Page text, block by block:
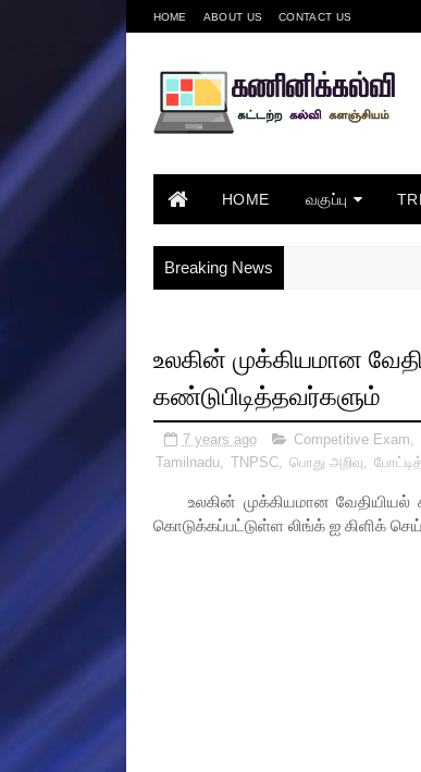
HOME ABOUT US CONTACT US
HOME வகுப்பு
Breaking News
உலகின் முக்கியமான
கண்டுபிடித்தவர்களும்
7 years ago Competitive Exam,
Tamilnadu, TNPSC, பொது அறிவு,
உலகின் முக்கியமான வேதியியல்
கொடுக்கப்பட்டுள்ள லிங்க் ஐ கிளிக்